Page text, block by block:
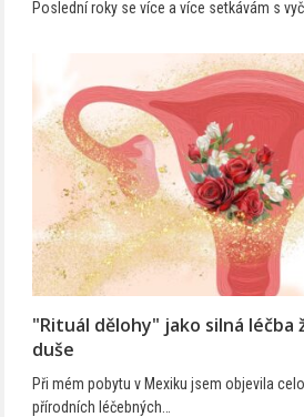
Poslední roky se více a více setkávám s
"Rituál dělohy" jako silná léčba
duše
Při mém pobytu v Mexiku jsem objevila
přírodních léčebných…